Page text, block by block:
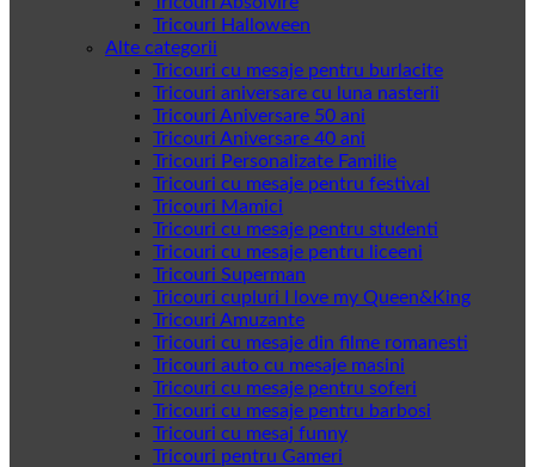
Tricouri Halloween
Alte categorii
Tricouri cu mesaje pentru burlacite
Tricouri aniversare cu luna nasterii
Tricouri Aniversare 50 ani
Tricouri Aniversare 40 ani
Tricouri Personalizate Familie
Tricouri cu mesaje pentru festival
Tricouri Mamici
Tricouri cu mesaje pentru studenti
Tricouri cu mesaje pentru liceeni
Tricouri Superman
Tricouri cupluri I love my Queen&King
Tricouri Amuzante
Tricouri cu mesaje din filme romanesti
Tricouri auto cu mesaje masini
Tricouri cu mesaje pentru soferi
Tricouri cu mesaje pentru barbosi
Tricouri cu mesaj funny
Tricouri pentru Gameri